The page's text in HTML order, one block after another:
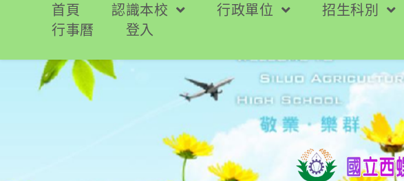
要
首頁 認識本校 行政單位 招生科別
行事曆
登入